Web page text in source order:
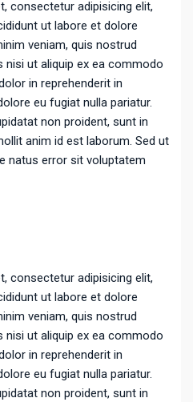
consectetur adipisicing elit,
ut labore et dolore
veniam, quis nostrud
ut aliquip ex ea commodo
in reprehenderit in
eu fugiat nulla pariatur.
non proident, sunt in
anim id est laborum. Sed ut
natus error sit voluptatem
consectetur adipisicing elit,
ut labore et dolore
veniam, quis nostrud
ut aliquip ex ea commodo
in reprehenderit in
eu fugiat nulla pariatur.
non proident, sunt in